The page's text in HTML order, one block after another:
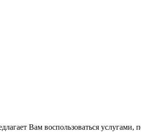
Вам воспользоваться